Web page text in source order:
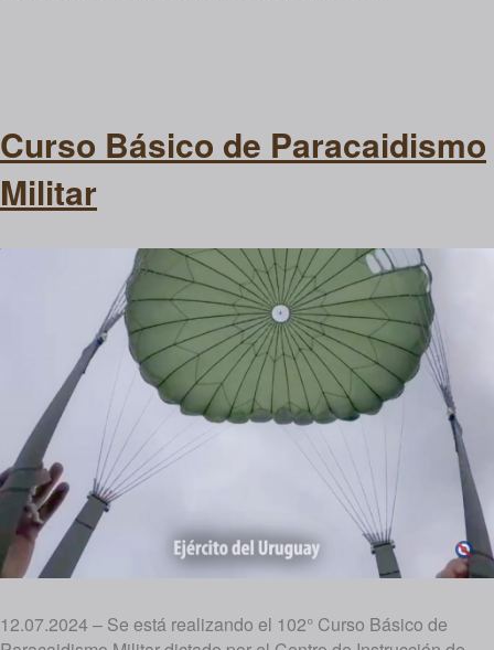
Curso Básico de Paracaidismo
Militar
12.07.2024 – Se está realizando el 102° Curso Básico de